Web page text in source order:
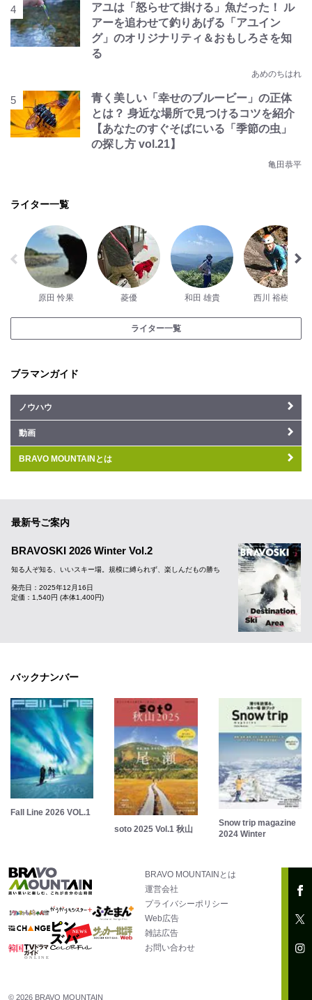
アユは「怒らせて掛ける」魚だった！ ル
アーを追わせて釣りあげる「アユイン
グ」のオリジナリティ＆おもしろさを知
る
あめのちはれ
青く美しい「幸せのブルービー」の正体
とは？ 身近な場所で見つけるコツを紹介
【あなたのすぐそばにいる「季節の虫」
の探し方 vol.21】
亀田恭平
ライター一覧
原田 怜果 菱優 和田 雄貴 西川 裕樹子
ライター一覧
ブラマンガイド
ノウハウ
動画
BRAVO MOUNTAINとは
最新号ご案内
BRAVOSKI 2026 Winter Vol.2
知る人ぞ知る、いいスキー場。規模に縛られず、楽しんだもの勝ち
発売日：2025年12月16日
定価：1,540円 (本体1,400円)
バックナンバー
Fall Line 2026 VOL.1
soto 2025 Vol.1 秋山
Snow trip magazine
2024 Winter
BRAVO MOUNTAINとは
運営会社
プライバシーポリシー
Web広告
雑誌広告
お問い合わせ
© 2026 BRAVO MOUNTAIN